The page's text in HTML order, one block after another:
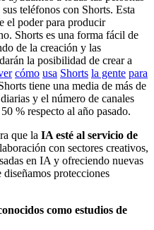
sus teléfonos con Shorts. Esta
el poder para producir
Shorts es una forma fácil de
de la creación y las
la posibilidad de crear a
cómo usa Shorts la gente para
tiene una media de más de
y el número de canales
% respecto al año pasado.
que la IA esté al servicio de
con sectores creativos,
en IA y ofreciendo nuevas
protecciones
como estudios de